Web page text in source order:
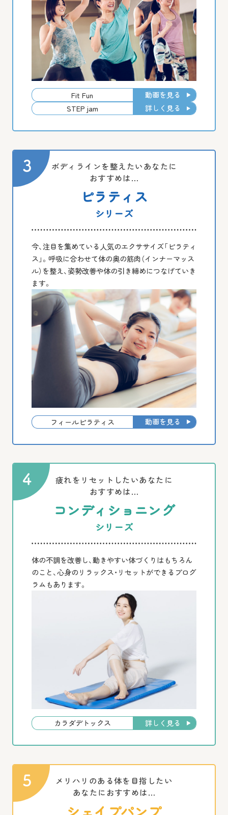
Fit Fun
動画を見る
STEP jam
詳しく見る
ボディラインを整えたいあなたに
おすすめは…
ピラティス
シリーズ
今、注目を集めている人気のエクササイズ「ピラティ
ス」。呼吸に合わせて体の奥の筋肉（インナーマッス
ル）を整え、姿勢改善や体の引き締めにつなげていき
ます。
フィールピラティス 動画を見る
疲れをリセットしたいあなたに
おすすめは…
コンディショニング
シリーズ
体の不調を改善し、動きやすい体づくりはもちろん
のこと、心身のリラックス・リセットができるプログ
ラムもあります。
カラダデトックス 詳しく見る
メリハリのある体を目指したい
あなたにおすすめは…